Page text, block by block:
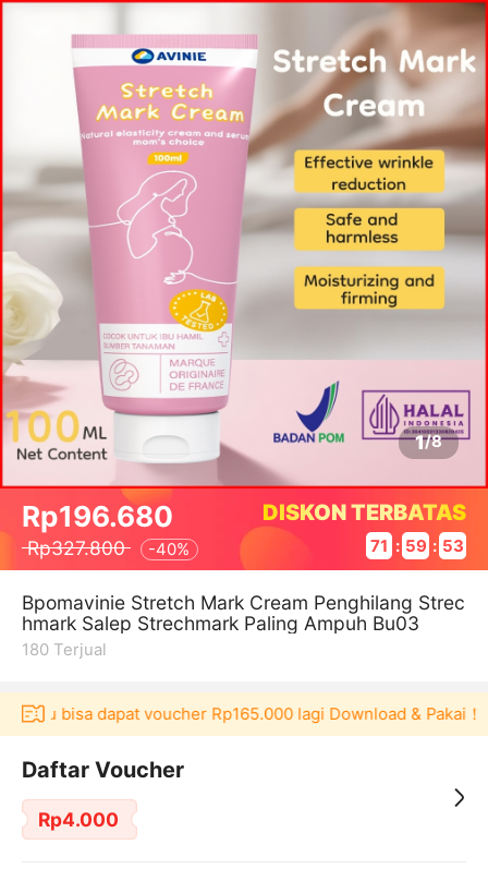
1/8
Rp196.680
Rp327.800 -40%
DISKON TERBATAS
71 : 59 : 53
Bpomavinie Stretch Mark Cream Penghilang Strec
hmark Salep Strechmark Paling Ampuh Bu03
180 Terjual
bisa dapat voucher Rp165.000 lagi Download & Pakai！
Daftar Voucher
Rp4.000